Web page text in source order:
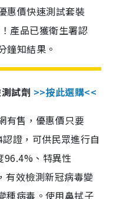
惠價快速測試套裝
產品已獲衛生署認
鐘知結果。
試劑 >>按此選購<<
有售，優惠價只要
證，可供民眾進行自
96.4%、特異性
有效檢測新冠病毒變
病毒。使用鼻拭子